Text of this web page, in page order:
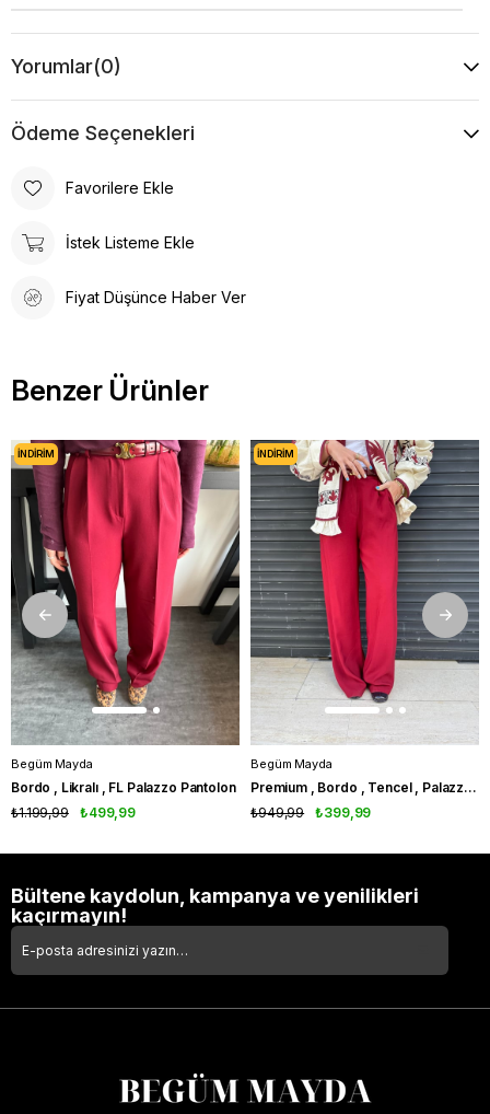
Yorumlar(0)
Ödeme Seçenekleri
Favorilere Ekle
İstek Listeme Ekle
Fiyat Düşünce Haber Ver
Benzer Ürünler
Begüm Mayda
Bordo , Likralı , FL Palazzo Pantolon
₺499,99
₺1.199,99
İNDIRIM
Begüm Mayda
Premium , Bordo , Tencel , Palazzo Pantolon
₺399,99
₺949,99
İNDIRIM
Bültene kaydolun, kampanya ve yenilikleri
kaçırmayın!